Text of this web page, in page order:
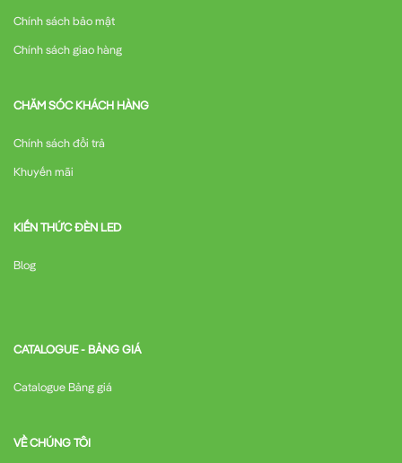
Chính sách bảo mật
Chính sách giao hàng
CHĂM SÓC KHÁCH HÀNG
Chính sách đổi trả
Khuyến mãi
KIẾN THỨC ĐÈN LED
Blog
CATALOGUE - BẢNG GIÁ
Catalogue Bảng giá
VỀ CHÚNG TÔI